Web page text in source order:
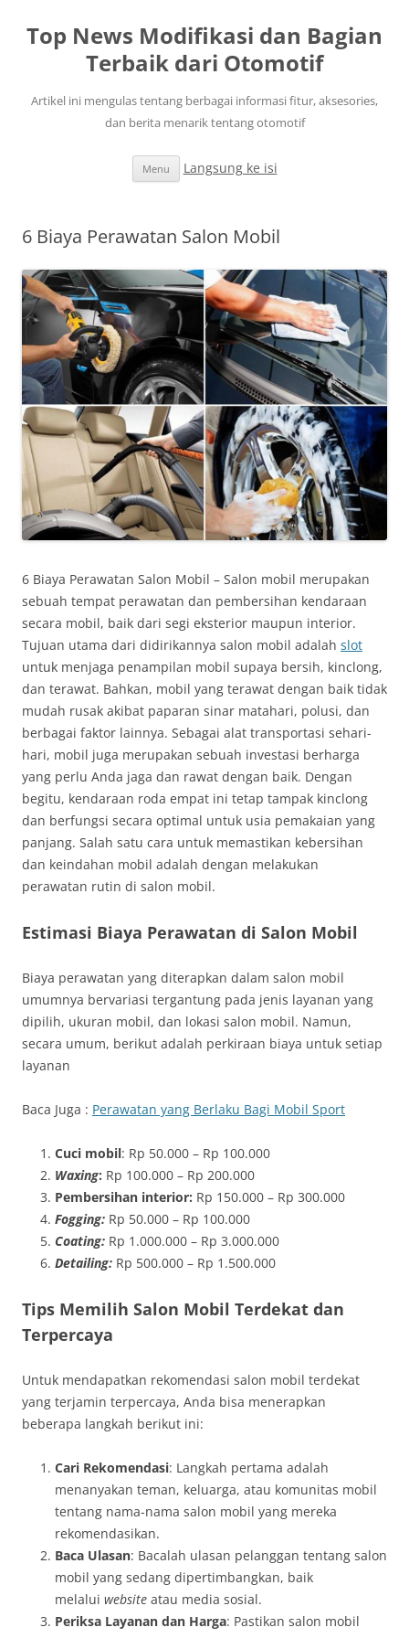
Top News Modifikasi dan Bagian
Terbaik dari Otomotif
Artikel ini mengulas tentang berbagai informasi fitur, aksesories,
dan berita menarik tentang otomotif
Menu Langsung ke isi
6 Biaya Perawatan Salon Mobil
6 Biaya Perawatan Salon Mobil – Salon mobil merupakan
sebuah tempat perawatan dan pembersihan kendaraan
secara mobil, baik dari segi eksterior maupun interior.
Tujuan utama dari didirikannya salon mobil adalah slot
untuk menjaga penampilan mobil supaya bersih, kinclong,
dan terawat. Bahkan, mobil yang terawat dengan baik tidak
mudah rusak akibat paparan sinar matahari, polusi, dan
berbagai faktor lainnya. Sebagai alat transportasi sehari-
hari, mobil juga merupakan sebuah investasi berharga
yang perlu Anda jaga dan rawat dengan baik. Dengan
begitu, kendaraan roda empat ini tetap tampak kinclong
dan berfungsi secara optimal untuk usia pemakaian yang
panjang. Salah satu cara untuk memastikan kebersihan
dan keindahan mobil adalah dengan melakukan
perawatan rutin di salon mobil.
Estimasi Biaya Perawatan di Salon Mobil
Biaya perawatan yang diterapkan dalam salon mobil
umumnya bervariasi tergantung pada jenis layanan yang
dipilih, ukuran mobil, dan lokasi salon mobil. Namun,
secara umum, berikut adalah perkiraan biaya untuk setiap
layanan
Baca Juga : Perawatan yang Berlaku Bagi Mobil Sport
Cuci mobil: Rp 50.000 – Rp 100.000
Waxing: Rp 100.000 – Rp 200.000
Pembersihan interior: Rp 150.000 – Rp 300.000
Fogging: Rp 50.000 – Rp 100.000
Coating: Rp 1.000.000 – Rp 3.000.000
Detailing: Rp 500.000 – Rp 1.500.000
Tips Memilih Salon Mobil Terdekat dan
Terpercaya
Untuk mendapatkan rekomendasi salon mobil terdekat
yang terjamin terpercaya, Anda bisa menerapkan
beberapa langkah berikut ini:
Cari Rekomendasi: Langkah pertama adalah
menanyakan teman, keluarga, atau komunitas mobil
tentang nama-nama salon mobil yang mereka
rekomendasikan.
Baca Ulasan: Bacalah ulasan pelanggan tentang salon
mobil yang sedang dipertimbangkan, baik
melalui website atau media sosial.
Periksa Layanan dan Harga: Pastikan salon mobil